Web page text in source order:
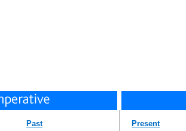
Past
Present